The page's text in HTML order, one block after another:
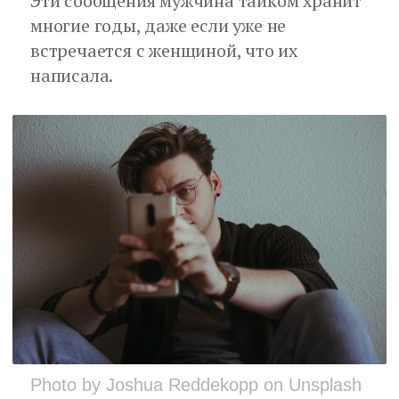
многие годы, даже если уже не
встречается с женщиной, что их
написала.
Photo by Joshua Reddekopp on Unsplash